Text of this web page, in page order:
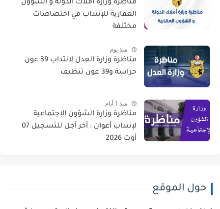
مناظرة وزارة أملاك الدولة و الشؤون
العقارية للإنتداب في اختصاصات
مختلفة
منذ يوم
مناظرة وزارة العدل لانتداب 39 عون
حراسة و39 عون تنظيف
منذ 1 أيام
مناظرة وزارة الشؤون الإجتماعية
لإنتداب أعوان : أخر أجل للتسجيل 07
أوت 2026
حول الموقع